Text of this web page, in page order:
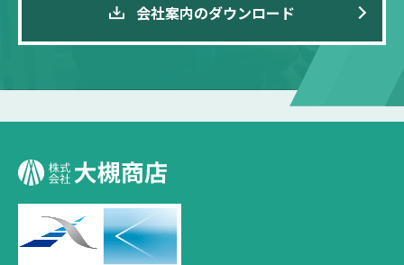
会社案内のダウンロード